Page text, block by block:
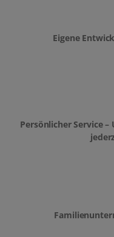
Eigene
Persönlicher Service